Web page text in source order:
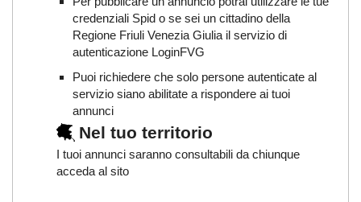
credenziali Spid o se sei un cittadino della
Regione Friuli Venezia Giulia il servizio di
autenticazione LoginFVG
Puoi richiedere che solo persone autenticate al
servizio siano abilitate a rispondere ai tuoi
annunci
Nel tuo territorio
I tuoi annunci saranno consultabili da chiunque
acceda al sito